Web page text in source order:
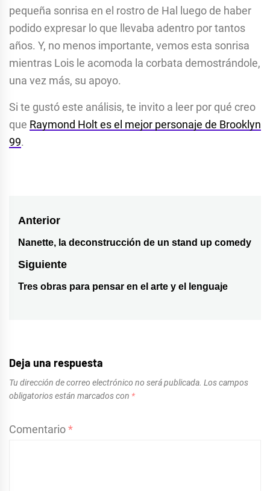
pequeña sonrisa en el rostro de Hal luego de haber
podido expresar lo que llevaba adentro por tantos
años. Y, no menos importante, vemos esta sonrisa
mientras Lois le acomoda la corbata demostrándole,
una vez más, su apoyo.
Si te gustó este análisis, te invito a leer por qué creo
que Raymond Holt es el mejor personaje de Brooklyn
99.
Navegación
de
entradas
Anterior
Entrada
anterior:
Nanette, la deconstrucción de un stand up comedy
Siguiente
Entrada
Tres obras para pensar en el arte y el lenguaje
Deja una respuesta
Tu dirección de correo electrónico no será publicada. Los campos
obligatorios están marcados con *
Comentario*